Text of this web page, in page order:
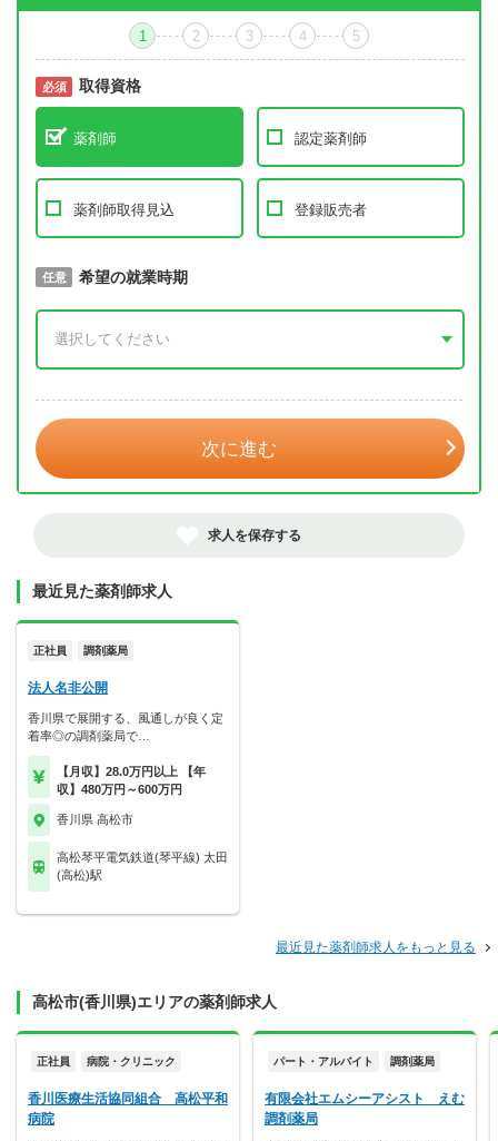
1 2 3 4 5
必須 取得資格
薬剤師 認定薬剤師
薬剤師取得見込 登録販売者
必須 取得予定年
任意 希望の就業時期
次に進む
求人を保存する
最近見た薬剤師求人
正社員 調剤薬局
法人名非公開
香川県で展開する、風通しが良く定
着率◎の調剤薬局で…
【月収】28.0万円以上 【年
収】480万円～600万円
香川県 高松市
高松琴平電気鉄道(琴平線) 太田
(高松)駅
最近見た薬剤師求人をもっと見る
高松市(香川県)エリアの薬剤師求人
正社員 病院・クリニック
香川医療生活協同組合 高松平和
病院
パート・アルバイト 調剤薬局
有限会社エムシーアシスト えむ
調剤薬局